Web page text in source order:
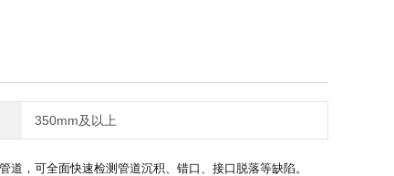
350mm及以上
，可全面快速检测管道沉积、错口、接口脱落等缺陷。